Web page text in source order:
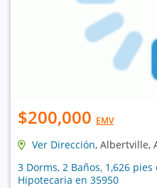
$200,000 EMV
Ver Dirección, Albertville,
3 Dorms, 2 Baños, 1,626
Hipotecaria en 35950